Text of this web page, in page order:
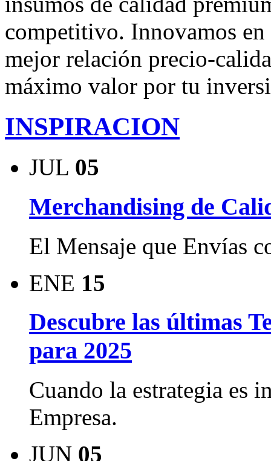
competitivo. Innovamos
mejor relación precio-
máximo valor por tu
INSPIRACION
JUL 05
Merchandising de
El Mensaje que Envías
ENE 15
Descubre las últimas
para 2025
Cuando la estrategia es
Empresa.
JUN 05